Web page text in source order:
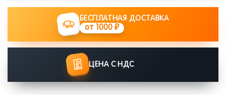
БЕСПЛАТНАЯ ДОСТАВКА
от 1000 ₽
ЦЕНА С НДС